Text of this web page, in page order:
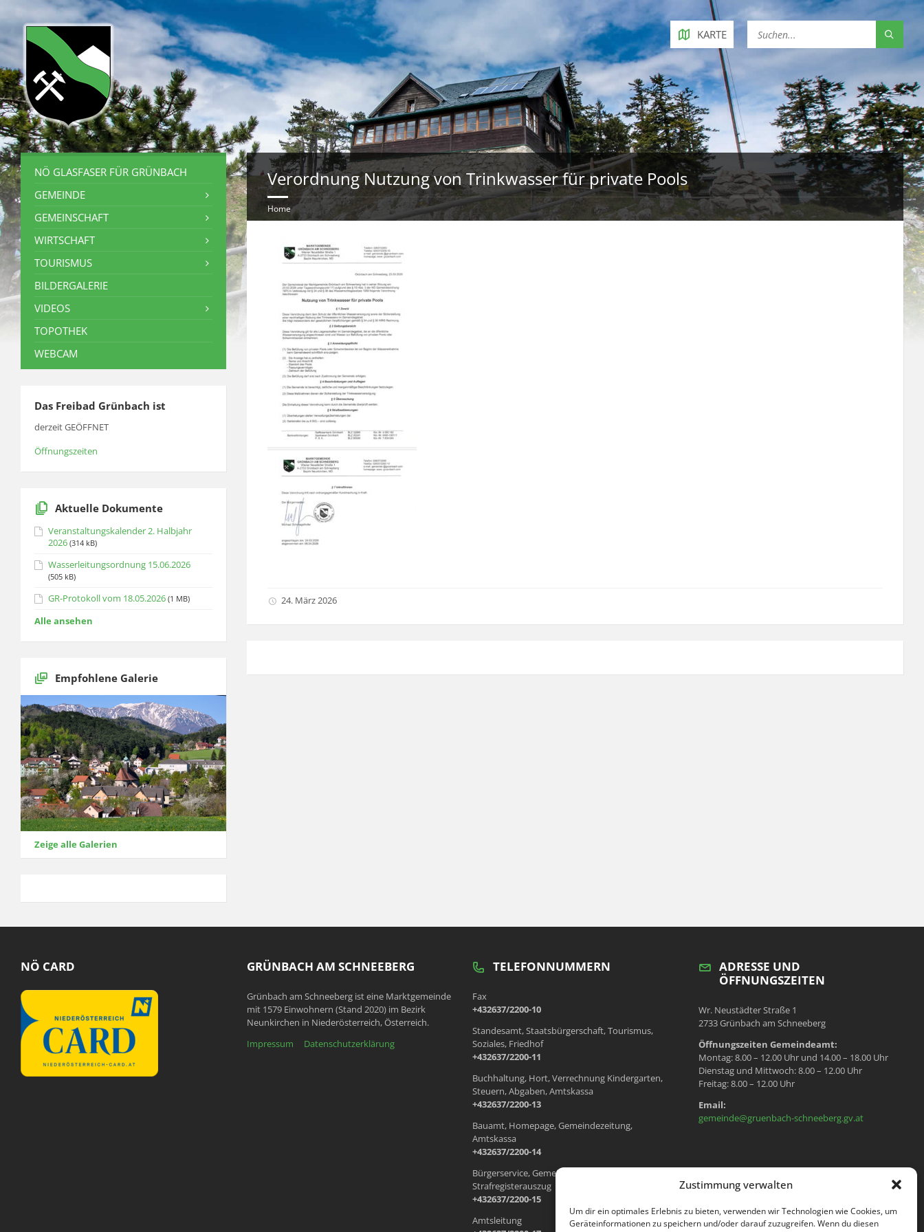
Zustimmung verwalten
Um dir ein optimales Erlebnis zu bieten, verwenden wir Technologien wie Cookies, um
Geräteinformationen zu speichern und/oder darauf zuzugreifen. Wenn du diesen
KARTE
Verordnung Nutzung von Trinkwasser für private Pools
Home
24. März 2026
NÖ GLASFASER FÜR GRÜNBACH
GEMEINDE
GEMEINSCHAFT
WIRTSCHAFT
TOURISMUS
BILDERGALERIE
VIDEOS
TOPOTHEK
WEBCAM
Das Freibad Grünbach ist
derzeit GEÖFFNET
Öffnungszeiten
Aktuelle Dokumente
Veranstaltungskalender 2. Halbjahr
2026 (314 kB)
Wasserleitungsordnung 15.06.2026
(505 kB)
GR-Protokoll vom 18.05.2026 (1 MB)
Alle ansehen
Empfohlene Galerie
Zeige alle Galerien
NÖ CARD GRÜNBACH AM SCHNEEBERG
Grünbach am Schneeberg ist eine Marktgemeinde
mit 1579 Einwohnern (Stand 2020) im Bezirk
Neunkirchen in Niederösterreich, Österreich.
Impressum
Datenschutzerklärung
TELEFONNUMMERN
Fax
+432637/2200-10
Standesamt, Staatsbürgerschaft, Tourismus,
Soziales, Friedhof
+432637/2200-11
Buchhaltung, Hort, Verrechnung Kindergarten,
Steuern, Abgaben, Amtskassa
+432637/2200-13
Bauamt, Homepage, Gemeindezeitung,
Amtskassa
+432637/2200-14
Bürgerservice, Gemeindewohnungen, Meldeamt,
Strafregisterauszug
+432637/2200-15
Amtsleitung
ADRESSE UND
ÖFFNUNGSZEITEN
Wr. Neustädter Straße 1
2733 Grünbach am Schneeberg
Öffnungszeiten Gemeindeamt:
Montag: 8.00 – 12.00 Uhr und 14.00 – 18.00 Uhr
Dienstag und Mittwoch: 8.00 – 12.00 Uhr
Freitag: 8.00 – 12.00 Uhr
Email:
gemeinde@gruenbach-schneeberg.gv.at